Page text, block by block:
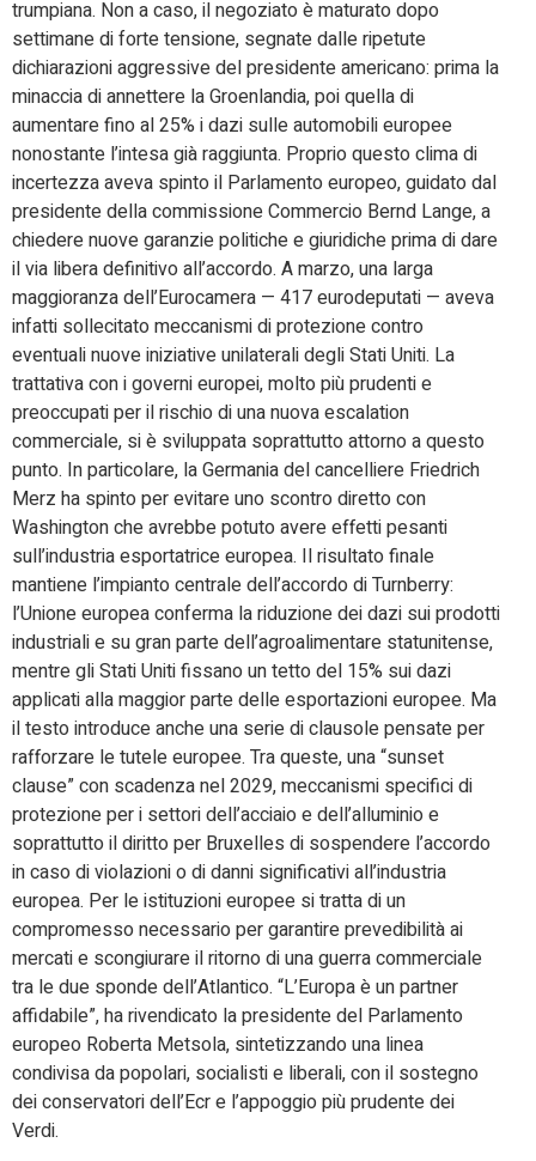
trumpiana. Non a caso, il negoziato è maturato dopo
settimane di forte tensione, segnate dalle ripetute
dichiarazioni aggressive del presidente americano: prima la
minaccia di annettere la Groenlandia, poi quella di
aumentare fino al 25% i dazi sulle automobili europee
nonostante l’intesa già raggiunta. Proprio questo clima di
incertezza aveva spinto il Parlamento europeo, guidato dal
presidente della commissione Commercio Bernd Lange, a
chiedere nuove garanzie politiche e giuridiche prima di dare
il via libera definitivo all’accordo. A marzo, una larga
maggioranza dell’Eurocamera — 417 eurodeputati — aveva
infatti sollecitato meccanismi di protezione contro
eventuali nuove iniziative unilaterali degli Stati Uniti. La
trattativa con i governi europei, molto più prudenti e
preoccupati per il rischio di una nuova escalation
commerciale, si è sviluppata soprattutto attorno a questo
punto. In particolare, la Germania del cancelliere Friedrich
Merz ha spinto per evitare uno scontro diretto con
Washington che avrebbe potuto avere effetti pesanti
sull’industria esportatrice europea. Il risultato finale
mantiene l’impianto centrale dell’accordo di Turnberry:
l’Unione europea conferma la riduzione dei dazi sui prodotti
industriali e su gran parte dell’agroalimentare statunitense,
mentre gli Stati Uniti fissano un tetto del 15% sui dazi
applicati alla maggior parte delle esportazioni europee. Ma
il testo introduce anche una serie di clausole pensate per
rafforzare le tutele europee. Tra queste, una “sunset
clause” con scadenza nel 2029, meccanismi specifici di
protezione per i settori dell’acciaio e dell’alluminio e
soprattutto il diritto per Bruxelles di sospendere l’accordo
in caso di violazioni o di danni significativi all’industria
europea. Per le istituzioni europee si tratta di un
compromesso necessario per garantire prevedibilità ai
mercati e scongiurare il ritorno di una guerra commerciale
tra le due sponde dell’Atlantico. “L’Europa è un partner
affidabile”, ha rivendicato la presidente del Parlamento
europeo Roberta Metsola, sintetizzando una linea
condivisa da popolari, socialisti e liberali, con il sostegno
dei conservatori dell’Ecr e l’appoggio più prudente dei
Verdi.